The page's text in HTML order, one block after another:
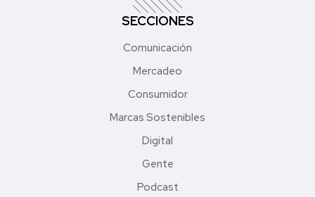
SECCIONES
Comunicación
Mercadeo
Consumidor
Marcas Sostenibles
Digital
Gente
Podcast